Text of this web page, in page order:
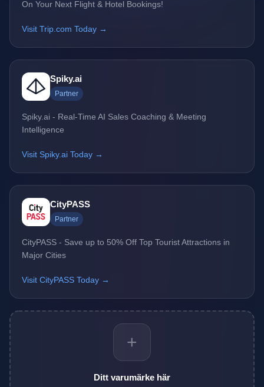
On Your Next Flight & Hotel Bookings!
Visit Trip.com Today →
Spiky.ai
Partner
Spiky.ai - Real-Time AI Sales Coaching & Meeting
Intelligence
Visit Spiky.ai Today →
CityPASS
Partner
CityPASS - Save up to 50% Off Top Tourist Attractions in
Major Cities
Visit CityPASS Today →
+
Ditt varumärke här